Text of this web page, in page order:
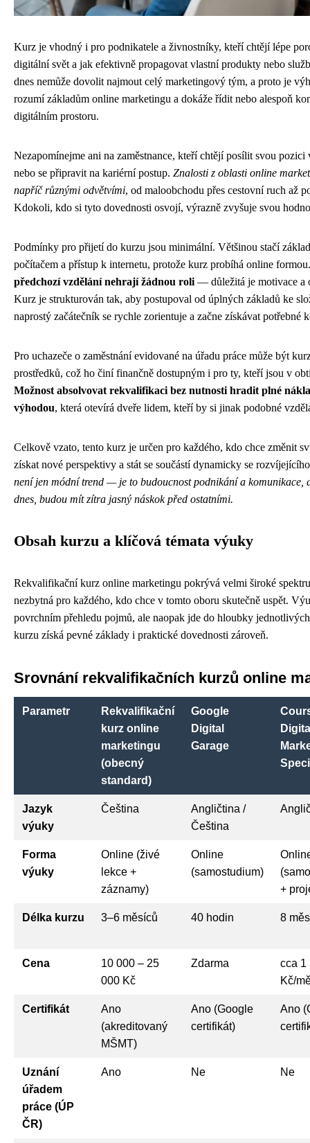
Kurz je vhodný i pro podnikatele a živnostníky, kteří chtějí lépe
digitální svět a jak efektivně propagovat vlastní produkty nebo
dnes nemůže dovolit najmout celý marketingový tým, a proto je
rozumí základům online marketingu a dokáže řídit nebo alespoň
digitálním prostoru.
Nezapomínejme ani na zaměstnance, kteří chtějí posílit svou pozici
nebo se připravit na kariérní postup. Znalosti z oblasti online
napříč různými odvětvími, od maloobchodu přes cestovní ruch až
Kdokoli, kdo si tyto dovednosti osvojí, výrazně zvyšuje svou
Podmínky pro přijetí do kurzu jsou minimální. Většinou stačí
počítačem a přístup k internetu, protože kurz probíhá online
předchozí vzdělání nehrají žádnou roli — důležitá je motivace a
Kurz je strukturován tak, aby postupoval od úplných základů ke
naprostý začátečník se rychle zorientuje a začne získávat potřebné
Pro uchazeče o zaměstnání evidované na úřadu práce může být
prostředků, což ho činí finančně dostupným i pro ty, kteří jsou v
Možnost absolvovat rekvalifikaci bez nutnosti hradit plné
výhodou, která otevírá dveře lidem, kteří by si jinak podobné
Celkově vzato, tento kurz je určen pro každého, kdo chce změnit
získat nové perspektivy a stát se součástí dynamicky se
není jen módní trend — je to budoucnost podnikání a komunikace,
dnes, budou mít zítra jasný náskok před ostatními.
Obsah kurzu a klíčová témata výuky
Rekvalifikační kurz online marketingu pokrývá velmi široké
nezbytná pro každého, kdo chce v tomto oboru skutečně uspět.
povrchním přehledu pojmů, ale naopak jde do hloubky
kurzu získá pevné základy i praktické dovednosti zároveň.
Srovnání rekvalifikačních kurzů online
Parametr
Rekvalifikační
kurz online
marketingu
(obecný
standard)
Google
Digital
Garage
Jazyk
výuky
Čeština
Angličtina /
Čeština
Forma
výuky
Online (živé
lekce +
záznamy)
Online
(samostudium)
+
Délka kurzu 3–6 měsíců 40 hodin 8
Cena
10 000 – 25
000 Kč
Zdarma
cca 1
Kč/
Certifikát
Ano
(akreditovaný
MŠMT)
Ano (Google
certifikát)
Ano
Uznání
úřadem
práce (ÚP
ČR)
Ano Ne Ne